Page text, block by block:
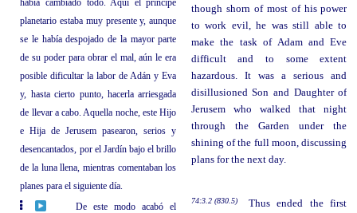
planetario estaba muy presente y, aunque
se le había despojado de la mayor parte
de su poder para obrar el mal, aún le era
posible dificultar la labor de Adán y Eva
y, hasta cierto punto, hacerla arriesgada
de llevar a cabo. Aquella noche, este Hijo
e Hija de Jerusem pasearon, serios y
desencantados, por el Jardín bajo el brillo
de la luna llena, mientras comentaban los
planes para el siguiente día.
though shorn of most of his power
to work evil, he was still able to
make the task of Adam and Eve
difficult and to some extent
hazardous. It was a serious and
disillusioned Son and Daughter of
Jerusem who walked that night
through the Garden under the
shining of the full moon, discussing
plans for the next day.
De este modo acabó el
74:3.2 (830.5)
Thus ended the first